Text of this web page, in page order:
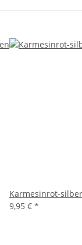
Karmesinrot-
9,95 € *